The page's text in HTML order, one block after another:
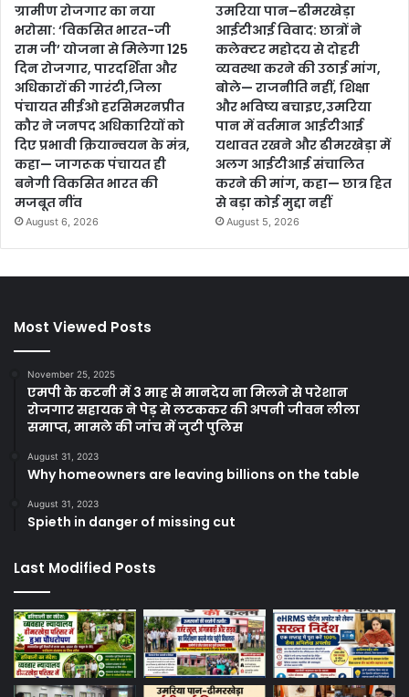
ग्रामीण रोजगार का नया
भरोसा: ‘विकसित भारत-जी
राम जी’ योजना से मिलेगा 125
दिन रोजगार, पारदर्शिता और
अधिकारों की गारंटी,जिला
पंचायत सीईओ हरसिमरनप्रीत
कौर ने जनपद अधिकारियों को
दिए प्रभावी क्रियान्वयन के मंत्र,
कहा— जागरूक पंचायत ही
बनेगी विकसित भारत की
मजबूत नींव
August 6, 2026
उमरिया पान–ढीमरखेड़ा
आईटीआई विवाद: छात्रों ने
कलेक्टर महोदय से दोहरी
व्यवस्था करने की उठाई मांग,
बोले— राजनीति नहीं, शिक्षा
और भविष्य बचाइए,उमरिया
पान में वर्तमान आईटीआई
यथावत रखने और ढीमरखेड़ा में
अलग आईटीआई संचालित
करने की मांग, कहा— छात्र हित
से बड़ा कोई मुद्दा नहीं
August 5, 2026
Most Viewed Posts
November 25, 2025
एमपी के कटनी में 3 माह से मानदेय ना मिलने से परेशान
रोजगार सहायक ने पेड़ से लटककर की अपनी जीवन लीला
समाप्त, मामले की जांच में जुटी पुलिस
August 31, 2023
Why homeowners are leaving billions on the table
August 31, 2023
Spieth in danger of missing cut
Last Modified Posts